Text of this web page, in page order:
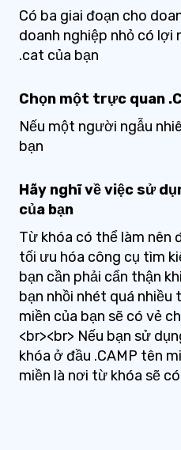
Có ba giai đoạn cho
doanh nghiệp nhỏ có lợi
.cat của bạn
Chọn một trực quan
Nếu một người ngẫu
bạn
Hãy nghĩ về việc sử
của bạn
Từ khóa có thể làm nên
tối ưu hóa công cụ tìm
bạn cần phải cẩn thận
bạn nhồi nhét quá nhiều
miền của bạn sẽ có vẻ
<br><br> Nếu bạn sử
khóa ở đầu .CAMP tên
miền là nơi từ khóa sẽ